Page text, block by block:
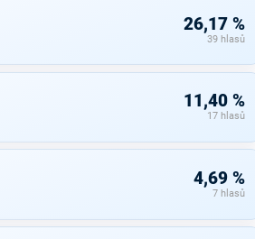
26,17 %
39 hlasů
11,40 %
17 hlasů
4,69 %
7 hlasů